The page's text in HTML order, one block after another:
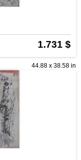
1.731 $
44.88 x 38.58 in